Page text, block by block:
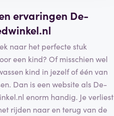
ervaringen De-
naar het perfecte stuk
een kind? Of misschien wel
kind in jezelf of één van
Dan is een website als De-
enorm handig. Je verliest
rijden naar en terug van de